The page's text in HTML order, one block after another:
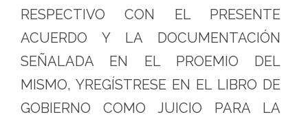
RESPECTIVO CON EL PRESENTE
ACUERDO Y LA DOCUMENTACIÓN
SEÑALADA EN EL PROEMIO DEL
MISMO, YREGÍSTRESE EN EL LIBRO DE
GOBIERNO COMO JUICIO PARA LA